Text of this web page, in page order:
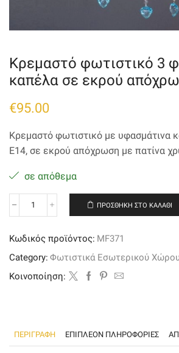
Κρεμαστό φωτιστικό 3
καπέλα σε εκρού
€95.00
Κρεμαστό φωτιστικό με υφασμάτινα
E14, σε εκρού απόχρωση με πατίνα
σε απόθεμα
Κρεμαστό
φώτα
καπέλα
σε
ΠΡΟΣΘΉΚΗ ΣΤΟ ΚΑΛΆΘΙ
Κωδικός προϊόντος: MF371
Category: Φωτιστικά Εσωτερικού
Kοινοποίηση:
ΠΕΡΙΓΡΑΦΉ ΕΠΙΠΛΈΟΝ ΠΛΗΡΟΦΟΡΊΕΣ